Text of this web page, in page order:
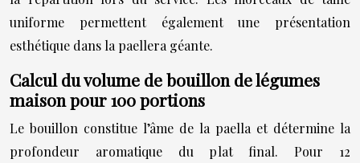
uniforme permettent également une présentation
esthétique dans la paellera géante.
Calcul du volume de bouillon de légumes
maison pour 100 portions
Le bouillon constitue l’âme de la paella et détermine la
profondeur aromatique du plat final. Pour 12